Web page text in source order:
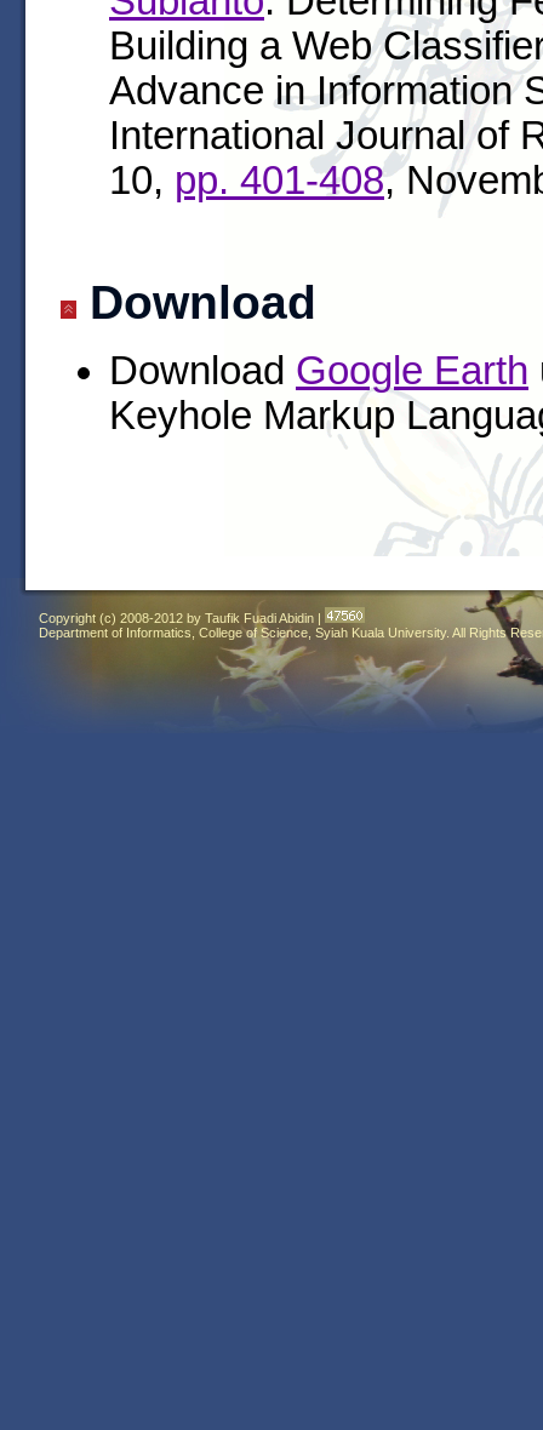
Building a Web
Advance in Information
International Journal of
10, pp. 401-408,
Download
Download Google Earth
Keyhole Markup
Copyright (c) 2008-2012 by Taufik Fuadi Abidin |
Department of Informatics, College of Science, Syiah Kuala University. All Rights